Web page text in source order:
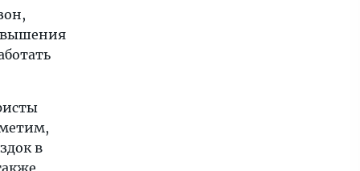
в